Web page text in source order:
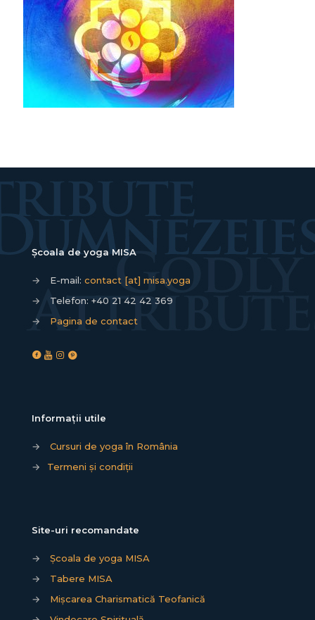
Școala de yoga MISA
→ E-mail: contact [at] misa.yoga
→
Telefon: +40 21 42 42 369
→
Pagina de contact
Informații utile
→
Cursuri de yoga în România
→
Termeni și condiții
Site-uri recomandate
→
Școala de yoga MISA
→
Tabere MISA
→
Mișcarea Charismatică Teofanică